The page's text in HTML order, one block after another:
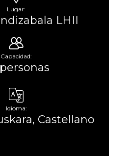
Lugar:
LHII
Capacidad:
Idioma:
Castellano